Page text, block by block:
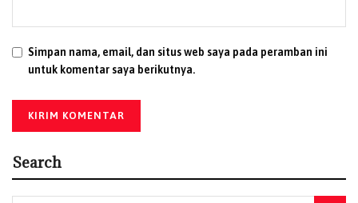
Simpan nama, email, dan situs web saya pada peramban ini
untuk komentar saya berikutnya.
Search